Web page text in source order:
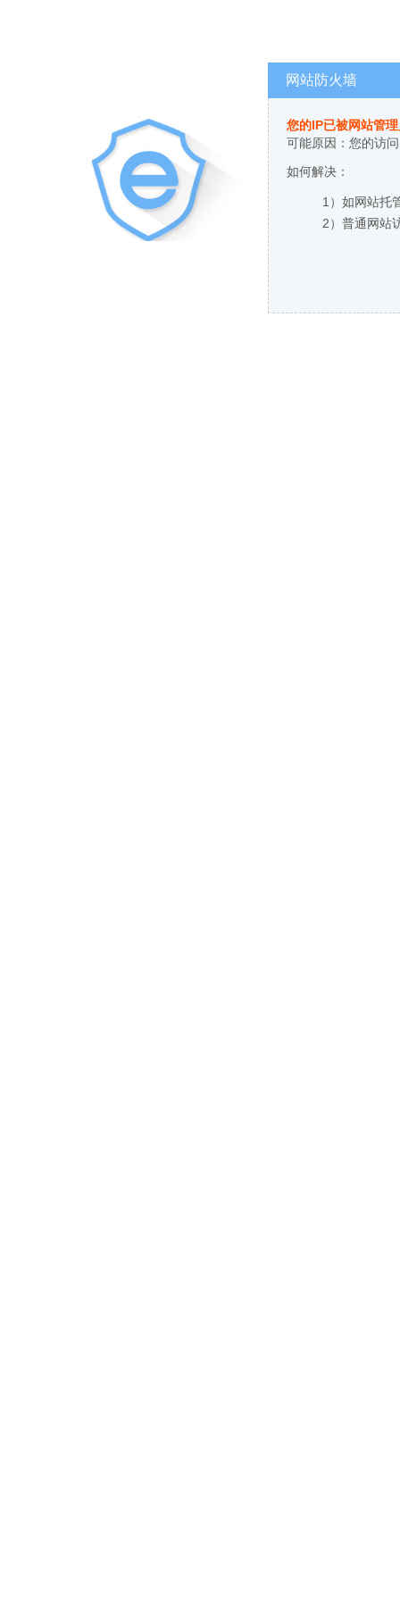
网站防火墙
您的IP已被网站管
可能原因：您的访
如何解决：
1）如网站托
2）普通网站